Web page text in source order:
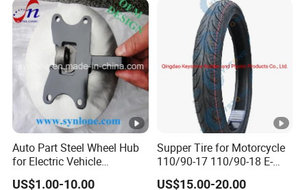
Auto Part Steel Wheel Hub
for Electric Vehicle
Accessories
US$1.00-10.00
Supper Tire for Motorcycle
110/90-17 110/90-18 E-
MARK Approved
US$15.00-20.00